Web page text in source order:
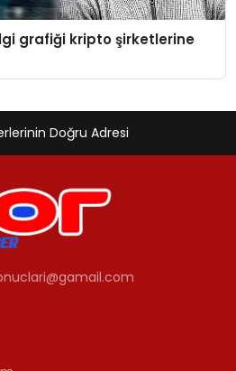
grafiği kripto şirketlerine
Doğru Adresi